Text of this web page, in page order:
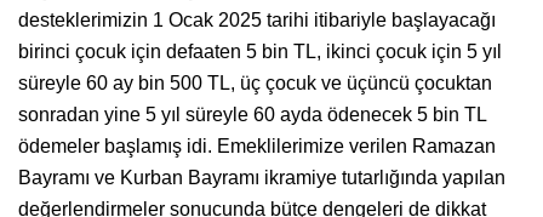
desteklerimizin 1 Ocak 2025 tarihi itibariyle başlayacağı
birinci çocuk için defaaten 5 bin TL, ikinci çocuk için 5 yıl
süreyle 60 ay bin 500 TL, üç çocuk ve üçüncü çocuktan
sonradan yine 5 yıl süreyle 60 ayda ödenecek 5 bin TL
ödemeler başlamış idi. Emeklilerimize verilen Ramazan
Bayramı ve Kurban Bayramı ikramiye tutarlığında yapılan
değerlendirmeler sonucunda bütçe dengeleri de dikkat